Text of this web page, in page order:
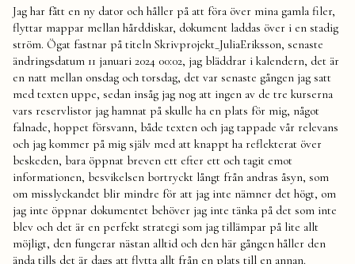
Jag har fått en ny dator och håller på att föra över mina gamla filer,
flyttar mappar mellan hårddiskar, dokument laddas över i en stadig
ström. Ögat fastnar på titeln Skrivprojekt_JuliaEriksson, senaste
ändringsdatum 11 januari 2024 00:02, jag bläddrar i kalendern, det är
en natt mellan onsdag och torsdag, det var senaste gången jag satt
med texten uppe, sedan insåg jag nog att ingen av de tre kurserna
vars reservlistor jag hamnat på skulle ha en plats för mig, något
falnade, hoppet försvann, både texten och jag tappade vår relevans
och jag kommer på mig själv med att knappt ha reflekterat över
beskeden, bara öppnat breven ett efter ett och tagit emot
informationen, besvikelsen bortryckt långt från andras åsyn, som
om misslyckandet blir mindre för att jag inte nämner det högt, om
jag inte öppnar dokumentet behöver jag inte tänka på det som inte
blev och det är en perfekt strategi som jag tillämpar på lite allt
möjligt, den fungerar nästan alltid och den här gången håller den
ända tills det är dags att flytta allt från en plats till en annan.